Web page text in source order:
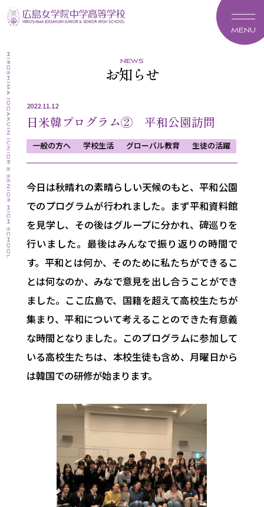
MENU
news
お知らせ
2022.11.12
日米韓プログラム② 平和公園訪問
一般の方へ 学校生活 グローバル教育 生徒の活躍
今日は秋晴れの素晴らしい天候のもと、平和公園
でのプログラムが行われました。まず平和資料館
を見学し、その後はグループに分かれ、碑巡りを
行いました。最後はみんなで振り返りの時間で
す。平和とは何か、そのために私たちができるこ
とは何なのか、みなで意見を出し合うことができ
ました。ここ広島で、国籍を超えて高校生たちが
集まり、平和について考えることのできた有意義
な時間となりました。このプログラムに参加して
いる高校生たちは、本校生徒も含め、月曜日から
は韓国での研修が始まります。